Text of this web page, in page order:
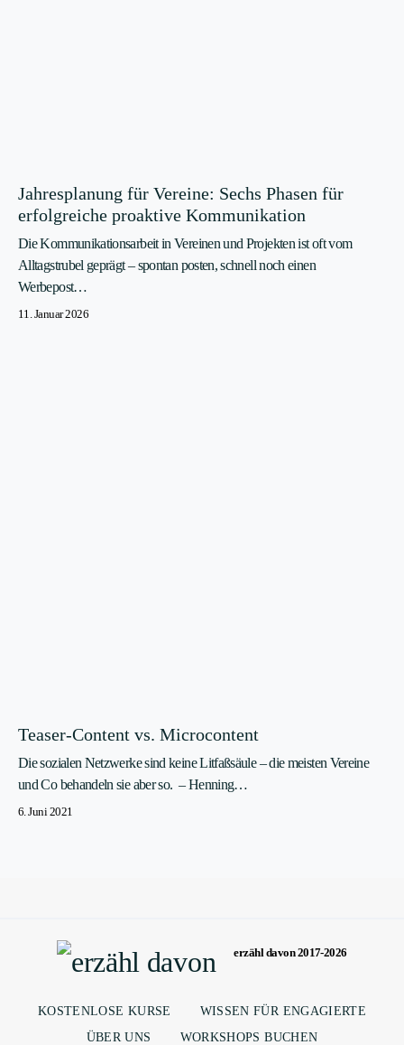
Jahresplanung für Vereine: Sechs Phasen für
erfolgreiche proaktive Kommunikation
Die Kommunikationsarbeit in Vereinen und Projekten ist oft vom
Alltagstrubel geprägt – spontan posten, schnell noch einen
Werbepost…
11. Januar 2026
Teaser-Content vs. Microcontent
Die sozialen Netzwerke sind keine Litfaßsäule – die meisten Vereine
und Co behandeln sie aber so. – Henning…
6. Juni 2021
erzähl davon 2017-2026
KOSTENLOSE KURSE
WISSEN FÜR ENGAGIERTE
ÜBER UNS
WORKSHOPS BUCHEN